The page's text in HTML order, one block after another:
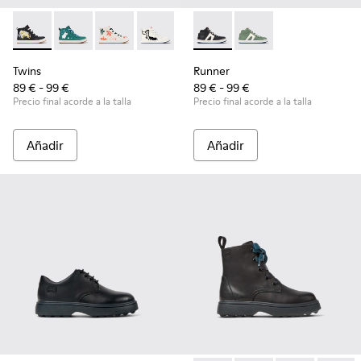
Twins - K900261-010 - Sneaker botín de piel multicolor para
Twins - K900261-013
Twins - K900261-012
Twins - K900261-009
Twins - K900261-008
Twins
89 € - 99 €
Precio final acorde a la talla
Añadir
Runner - K900349-001 -
Runner - K900349-
Runner
89 € - 99 €
Precio final acorde a la talla
Añadir